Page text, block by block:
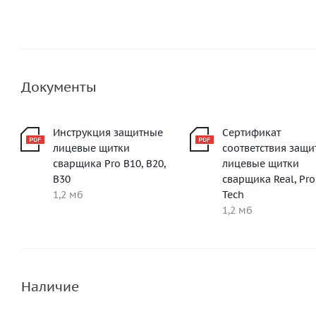
Документы
Инструкция защитные
лицевые щитки
сварщика Pro B10, B20,
B30
1,2 мб
Сертификат
соответствия
лицевые щитки
сварщика Real,
Tech
1,2 мб
Наличие